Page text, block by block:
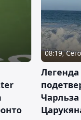
08:19,
Легенда